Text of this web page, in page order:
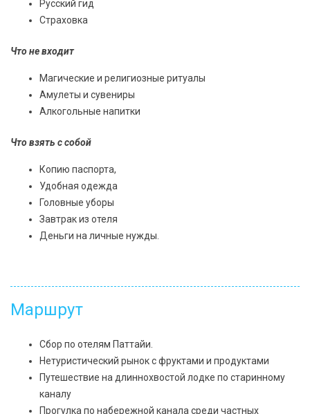
Русский гид
Страховка
Что не входит
Магические и религиозные ритуалы
Амулеты и сувениры
Алкогольные напитки
Что взять с собой
Копию паспорта,
Удобная одежда
Головные уборы
Завтрак из отеля
Деньги на личные нужды.
Маршрут
Сбор по отелям Паттайи.
Нетуристический рынок с фруктами и продуктами
Путешествие на длиннохвостой лодке по старинному
каналу
Прогулка по набережной канала среди частных